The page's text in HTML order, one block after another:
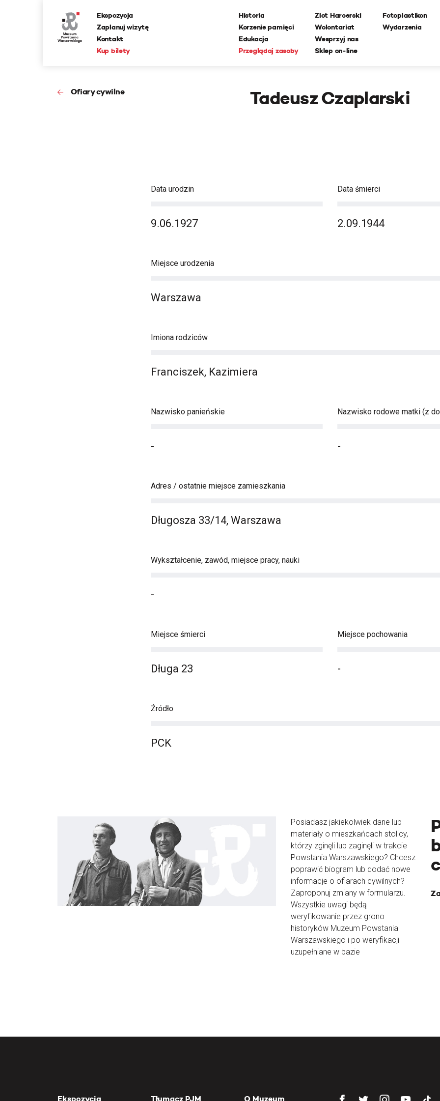
Ekspozycja
Zaplanuj wizytę
Kontakt
Kup bilety
Historia
Korzenie pamięci
Edukacja
Przeglądaj zasoby
Zlot Harcerski
Wolontariat
Wesprzyj nas
Sklep on-line
Fotoplastikon
Wydarzenia
Ofiary cywilne Tadeusz Czaplarski
Data urodzin
9.06.1927
Data śmierci
2.09.1944
Miejsce urodzenia
Warszawa
Imiona rodziców
Franciszek, Kazimiera
Nazwisko panieńskie
-
Nazwisko rodowe matki (z
-
Adres / ostatnie miejsce zamieszkania
Długosza 33/14, Warszawa
Wykształcenie, zawód, miejsce pracy, nauki
-
Miejsce śmierci
Długa 23
Miejsce pochowania
-
Źródło
PCK
Posiadasz jakiekolwiek dane lub
materiały o mieszkańcach stolicy,
którzy zginęli lub zaginęli w trakcie
Powstania Warszawskiego? Chcesz
poprawić biogram lub dodać nowe
informacje o ofiarach cywilnych?
Zaproponuj zmiany w formularzu.
Wszystkie uwagi będą
weryfikowanie przez grono
historyków Muzeum Powstania
Warszawskiego i po weryfikacji
uzupełniane w bazie
Ekspozycja Tłumacz PJM O Muzeum